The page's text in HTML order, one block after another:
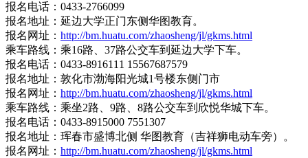
报名电话：0433-2766099
报名地址：延边大学正门东侧华图教育。
报名网址： http://bm.huatu.com/zhaosheng/jl/gkms.html
乘车路线：乘16路、37路公交车到延边大学下车。
报名电话：0433-8916111 15567687579
报名地址：敦化市渤海阳光城1号楼东侧门市
报名网址： http://bm.huatu.com/zhaosheng/jl/gkms.html
乘车路线：乘坐2路、9路、8路公交车到欣悦华城下车。
报名电话：0433-8915000 7551307
报名地址：珲春市盛博北侧 华图教育（吉祥狮电动车旁）。
报名网址： http://bm.huatu.com/zhaosheng/jl/gkms.html